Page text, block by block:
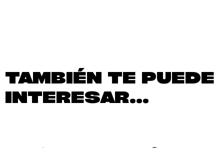
TAMBIÉN TE PUEDE
INTERESAR...